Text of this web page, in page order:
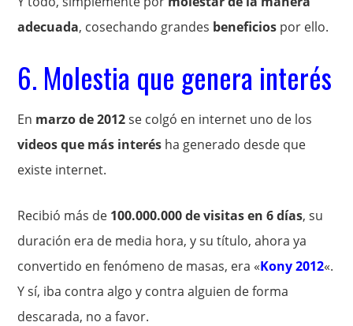
adecuada, cosechando grandes beneficios por ello.
6. Molestia que genera interés
En marzo de 2012se colgó en internet uno de los
videos que más interés ha generado desde que
existe internet.
Recibió más de 100.000.000 de visitas en 6 días, su
duración era de media hora, y su título, ahora ya
convertido en fenómeno de masas, era «Kony 2012«.
Y sí, iba contra algo y contra alguien de forma
descarada, no a favor.